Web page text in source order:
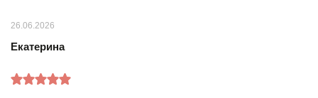
26.06.2026
Екатерина